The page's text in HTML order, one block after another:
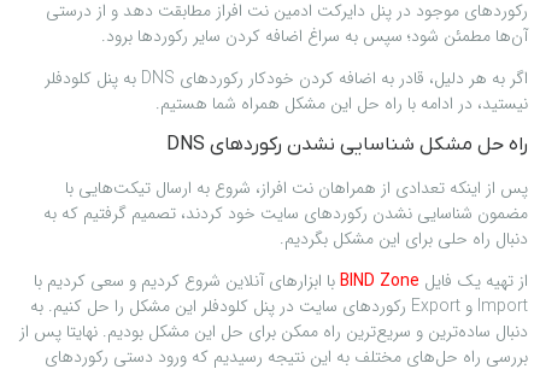
رکوردهای موجود در پنل دایرکت ادمین نت افراز مطابقت دهد و از درستی
آن‌ها مطمئن شود؛ سپس به سراغ اضافه کردن سایر رکوردها برود.
اگر به هر دلیل، قادر به اضافه کردن خودکار رکوردهای DNS به پنل کلودفلر
نیستید، در ادامه با راه حل این مشکل همراه شما هستیم.
راه حل مشکل شناسایی نشدن رکوردهای DNS
پس از اینکه تعدادی از همراهان نت افراز، شروع به ارسال تیکت‌هایی با
مضمون شناسایی نشدن رکوردهای سایت خود کردند، تصمیم گرفتیم که به
دنبال راه حلی برای این مشکل بگردیم.
از تهیه یک فایل BIND Zone با ابزارهای آنلاین شروع کردیم و سعی کردیم با
Import و Export رکوردهای سایت در پنل کلودفلر این مشکل را حل کنیم. به
دنبال ساده‌ترین و سریع‌ترین راه ممکن برای حل این مشکل بودیم. نهایتا پس از
بررسی راه حل‌های مختلف به این نتیجه رسیدیم که ورود دستی رکوردهای